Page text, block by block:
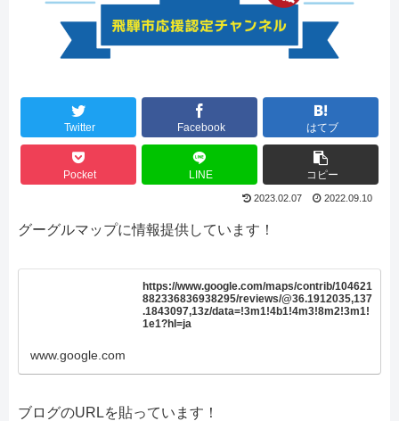
Twitter Facebook はてブ
Pocket LINE コピー
2023.02.07 2022.09.10
グーグルマップに情報提供しています！
https://www.google.com/maps/contrib/104621
882336836938295/reviews/@36.1912035,137
.1843097,13z/data=!3m1!4b1!4m3!8m2!3m1!
1e1?hl=ja
www.google.com
ブログのURLを貼っています！